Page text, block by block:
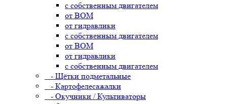
с собственным двигателем
от ВОМ
от гидравлики
с собственным двигателем
от ВОМ
от гидравлики
с собственным двигателем
- Щётки подметальные
- Картофелесажалки
- Окучники / Культиваторы